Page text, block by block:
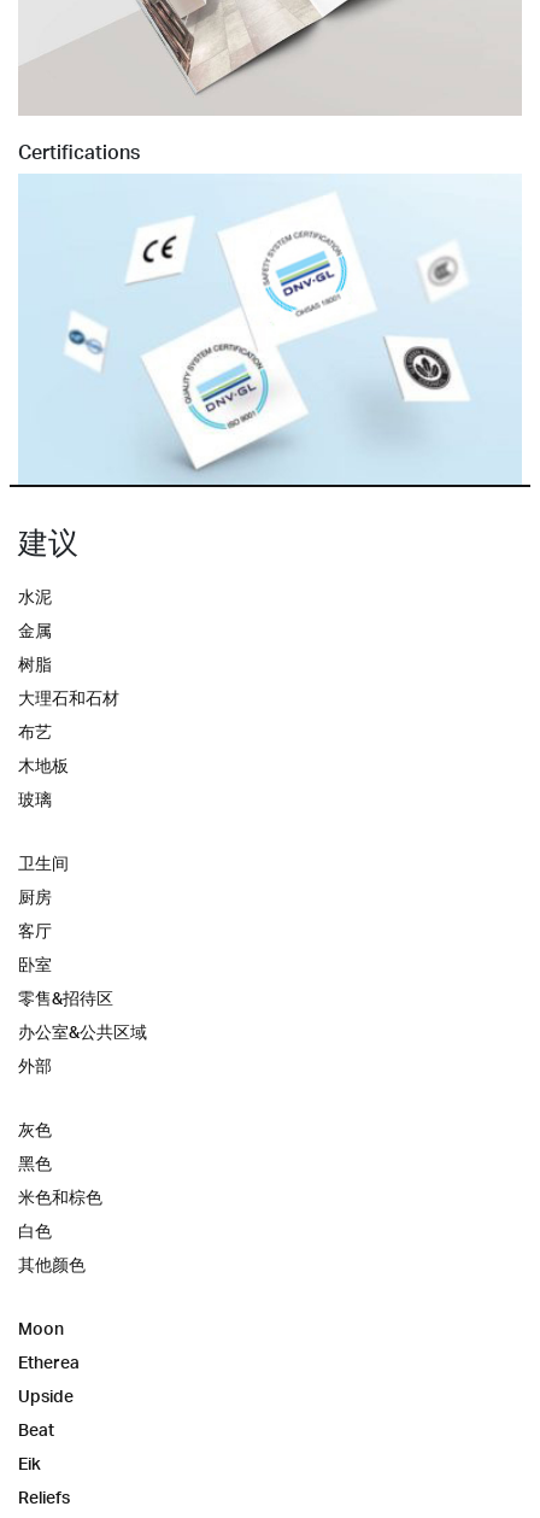
Certifications
建议
水泥
金属
树脂
大理石和石材
布艺
木地板
玻璃
卫生间
厨房
客厅
卧室
零售&招待区
办公室&公共区域
外部
灰色
黑色
米色和棕色
白色
其他颜色
Moon
Etherea
Upside
Beat
Eik
Reliefs